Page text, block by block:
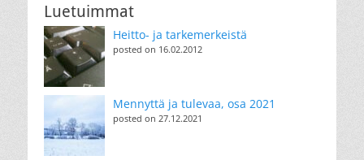
Luetuimmat
Heitto- ja tarkemerkeistä
posted on 16.02.2012
Mennyttä ja tulevaa, osa 2021
posted on 27.12.2021